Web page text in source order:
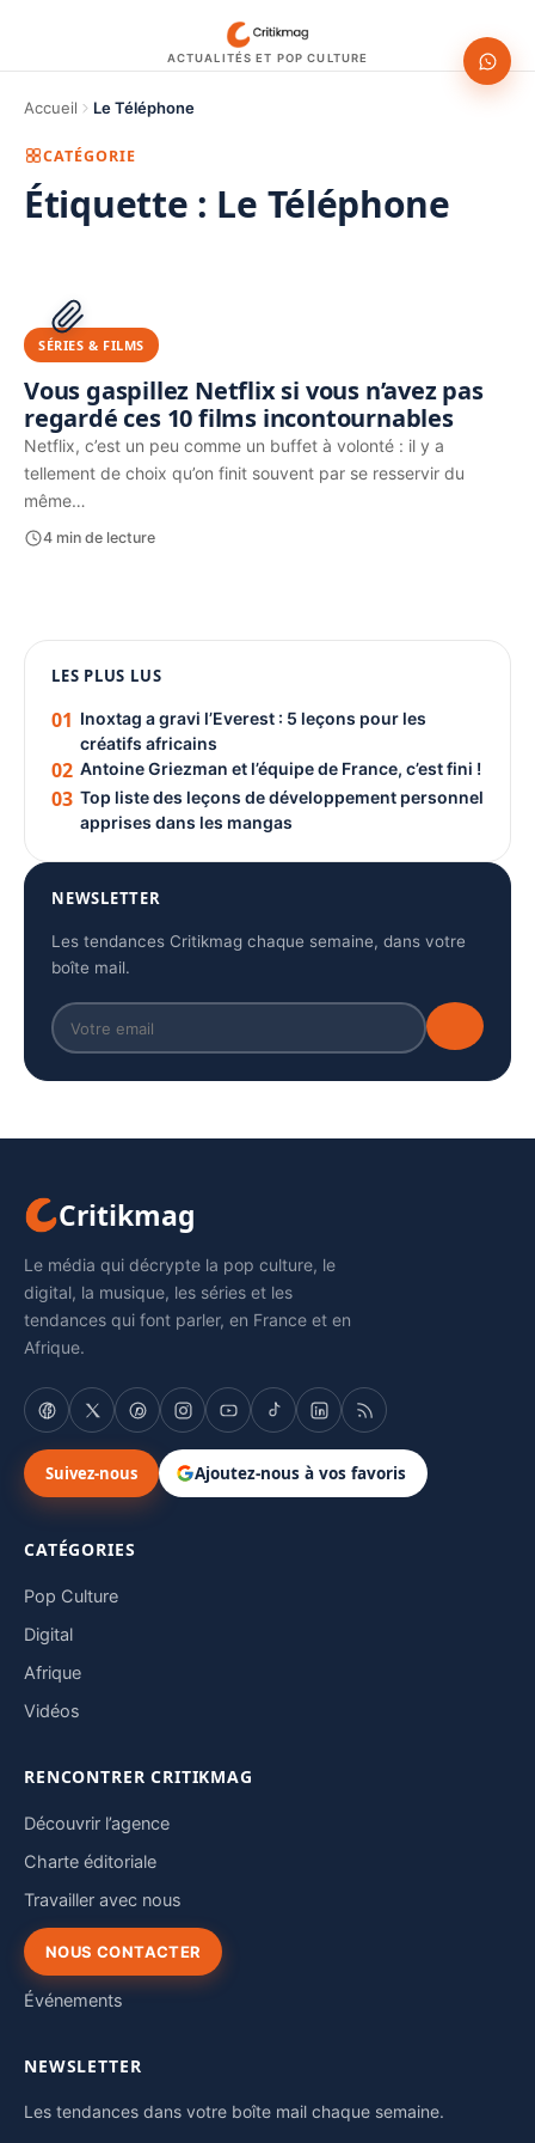
ACTUALITÉS ET POP CULTURE
Accueil Le Téléphone
CATÉGORIE
Étiquette : Le Téléphone
PUBLICITÉ
SÉRIES & FILMS
Vous gaspillez Netflix si vous n’avez pas
regardé ces 10 films incontournables
Netflix, c’est un peu comme un buffet à volonté : il y a
tellement de choix qu’on finit souvent par se resservir du
même…
4 min de lecture
PUBLICITÉ
LES PLUS LUS
01 Inoxtag a gravi l’Everest : 5 leçons pour les
créatifs africains
02 Antoine Griezman et l’équipe de France, c’est fini !
03 Top liste des leçons de développement personnel
apprises dans les mangas
NEWSLETTER
Les tendances Critikmag chaque semaine, dans votre
boîte mail.
Critikmag
Le média qui décrypte la pop culture, le
digital, la musique, les séries et les
tendances qui font parler, en France et en
Afrique.
Suivez-nous Ajoutez-nous à vos favoris
CATÉGORIES
Pop Culture
Digital
Afrique
Vidéos
RENCONTRER CRITIKMAG
Découvrir l’agence
Charte éditoriale
Travailler avec nous
NOUS CONTACTER
Événements
NEWSLETTER
Les tendances dans votre boîte mail chaque semaine.